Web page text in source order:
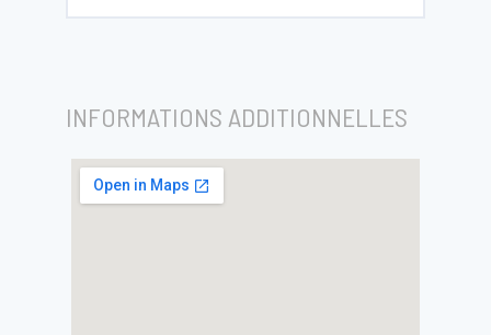
INFORMATIONS ADDITIONNELLES